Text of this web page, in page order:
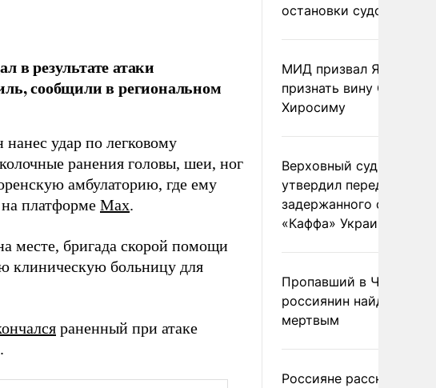
в результате атаки
сообщили в региональном
удар по легковому
ранения головы, шеи, ног
амбулаторию, где ему
платформе Max.
месте, бригада скорой помощи
клиническую больницу для
раненный при атаке
остановки судоходства
МИД призвал Японию
признать вину США за
Хиросиму
Верховный суд Швеции
утвердил передачу
задержанного
«Каффа» Украине
Пропавший в
россиянин найден
мертвым
Россияне рассказали,